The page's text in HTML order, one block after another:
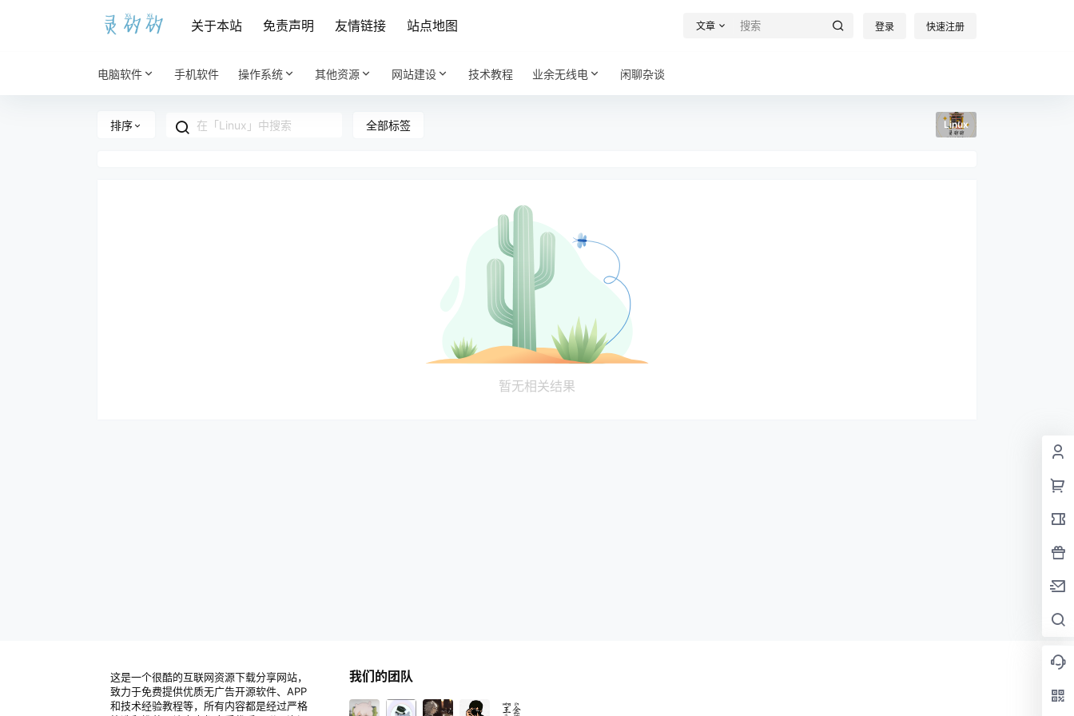
关于本站 免责声明 友情链接 站点地图 文章 登录 快速注册
电脑软件 手机软件 操作系统 其他资源 网站建设 技术教程 业余无线电 闲聊杂谈
排序 全部标签 Linux
暂无相关结果
这是一个很酷的互联网资源下载分享网站，
致力于免费提供优质无广告开源软件、APP
和技术经验教程等，所有内容都是经过严格
我们的团队